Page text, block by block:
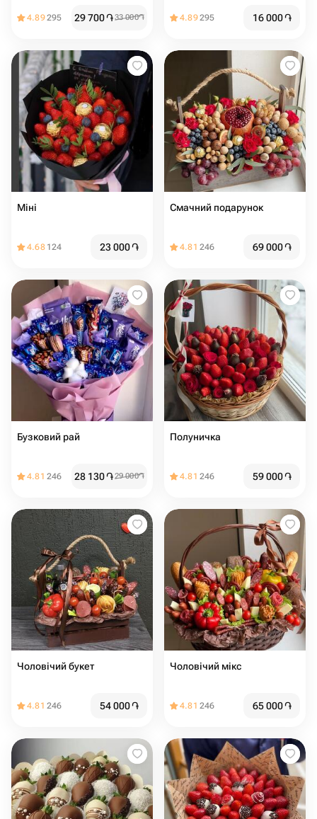
4.89295 29 700֏33 000֏ 4.89295 16 000֏
Міні
4.68 124 23 000֏
Смачний подарунок
4.81 246 69 000֏
Бузковий рай
4.81 246 28 130֏29 000֏
Полуничка
4.81 246 59 000֏
Чоловічий букет
4.81 246 54 000֏
Чоловічий мікс
4.81 246 65 000֏